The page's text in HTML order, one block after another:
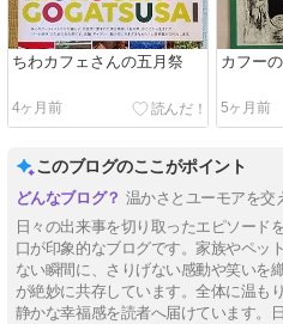
ちわカフェさんの五月祭
4ヶ月前
カフー
5ヶ月前
このブログのここがポイント
温かさとユーモアを交
日々の出来事を切り取ったエピソード
口が印象的なブログです。家族やペッ
ない瞬間に、さりげない感動や笑いを
が絶妙に共存しています。全体に温も
静かな幸福感を読者へ届けています。